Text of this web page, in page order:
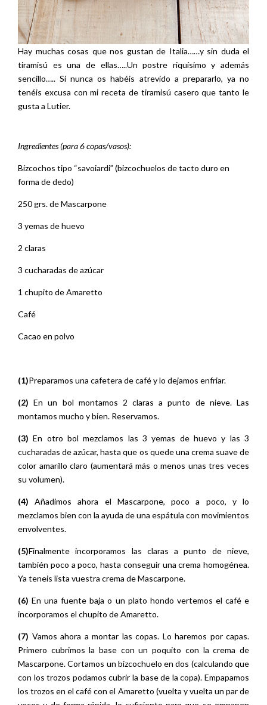
tenéis excusa con mi receta de tiramisú casero que tanto le
gusta a Lutier.
Ingredientes (para 6 copas/vasos):
Bizcochos tipo “savoiardi” (bizcochuelos de tacto duro en
3 yemas de huevo
2 claras
3 cucharadas de azúcar
1 chupito de Amaretto
Café
Cacao en polvo
(1)Preparamos una cafetera de café y lo dejamos enfriar.
(2)En un bol montamos 2 claras a punto de nieve. Las
montamos mucho y bien. Reservamos.
color amarillo claro (aumentará más o menos unas tres veces
su volumen).
(4)Añadimos ahora el Mascarpone, poco a poco, y lo
mezclamos bien con la ayuda de una espátula con movimientos
envolventes.
(5)Finalmente incorporamos las claras a punto de nieve,
también poco a poco, hasta conseguir una crema homogénea.
Ya teneis lista vuestra crema de Mascarpone.
(6)En una fuente baja o un plato hondo vertemos el café e
incorporamos el chupito de Amaretto.
(7)Vamos ahora a montar las copas. Lo haremos por capas.
Primero cubrimos la base con un poquito con la crema de
Mascarpone. Cortamos un bizcochuelo en dos (calculando que
con los trozos podamos cubrir la base de la copa). Empapamos
los trozos en el café con el Amaretto (vuelta y vuelta un par de
pero que no rompan). Los colocamos en la copa sobre la base
de crema y los cubrimos a su vez con la crema Mascarpone.
Volvemos a repetir la operación con otros bizcochos de
soletilla. Los empapamos y los colocamos sobre la crema.
Cubrimos finalmente con la crema Mascarpone.